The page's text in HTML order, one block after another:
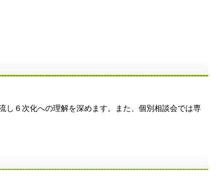
し６次化への理解を深めます。また、個別相談会では専